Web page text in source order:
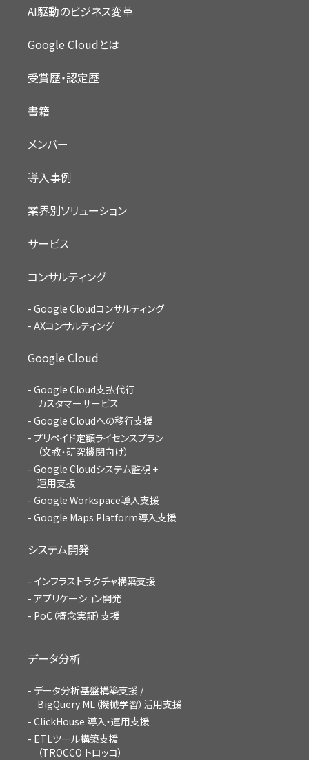
AI駆動のビジネス変革
Google Cloudとは
受賞歴・認定歴
書籍
メンバー
導入事例
業界別ソリューション
サービス
コンサルティング
Google Cloudコンサルティング
AXコンサルティング
Google Cloud
Google Cloud支払代行
カスタマーサービス
Google Cloudへの移行支援
プリペイド定額ライセンスプラン
（文教・研究機関向け）
Google Cloudシステム監視 +
運用支援
Google Workspace導入支援
Google Maps Platform導入支援
システム開発
インフラストラクチャ構築支援
アプリケーション開発
PoC（概念実証）支援
データ分析
データ分析基盤構築支援 /
BigQuery ML（機械学習）活用支援
ClickHouse 導入・運用支援
ETLツール構築支援
（TROCCO トロッコ）